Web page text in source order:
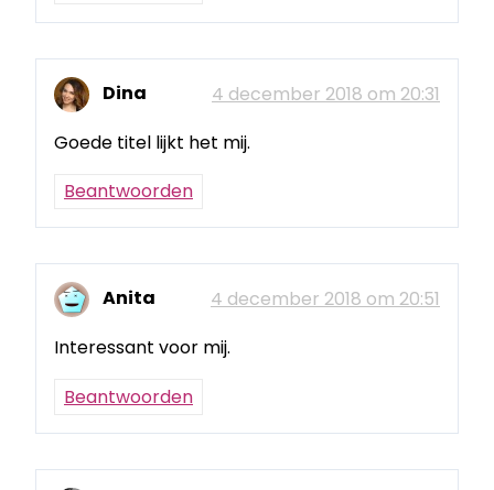
Dina
4 december 2018 om 20:31
Goede titel lijkt het mij.
Beantwoorden
Anita
4 december 2018 om 20:51
Interessant voor mij.
Beantwoorden